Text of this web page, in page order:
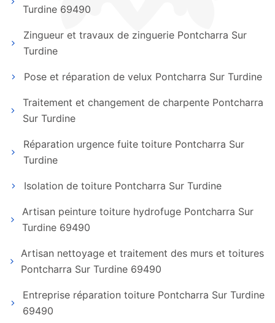
Turdine 69490
Zingueur et travaux de zinguerie Pontcharra Sur
Turdine
Pose et réparation de velux Pontcharra Sur Turdine
Traitement et changement de charpente Pontcharra
Sur Turdine
Réparation urgence fuite toiture Pontcharra Sur
Turdine
Isolation de toiture Pontcharra Sur Turdine
Artisan peinture toiture hydrofuge Pontcharra Sur
Turdine 69490
Artisan nettoyage et traitement des murs et toitures
Pontcharra Sur Turdine 69490
Entreprise réparation toiture Pontcharra Sur Turdine
69490